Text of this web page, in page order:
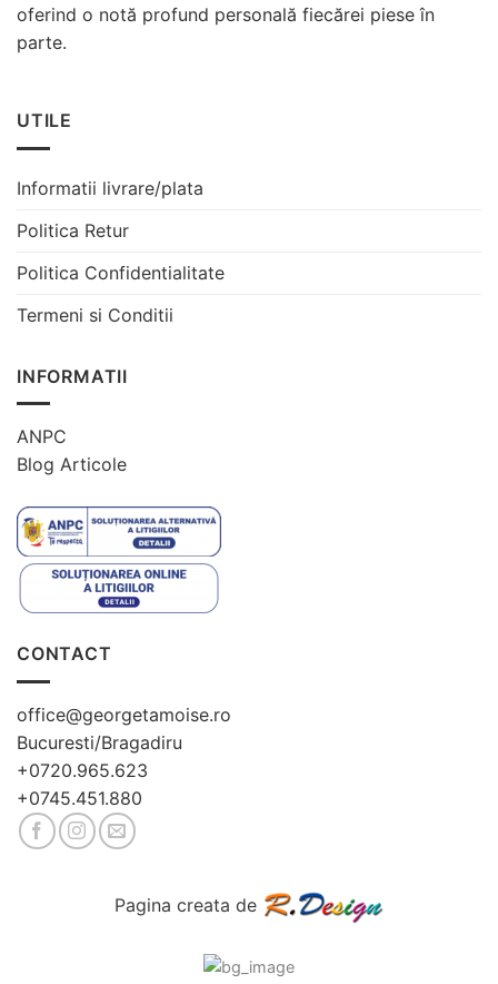
oferind o notă profund personală fiecărei piese în
parte.
UTILE
Informatii livrare/plata
Politica Retur
Politica Confidentialitate
Termeni si Conditii
INFORMATII
ANPC
Blog Articole
CONTACT
office@georgetamoise.ro
Bucuresti/Bragadiru
+0720.965.623
+0745.451.880
Pagina creata de